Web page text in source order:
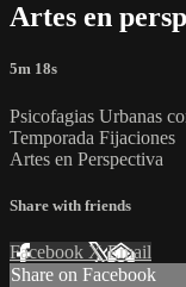
Artes en
5m 18s
Psicofagias Urbanas
Temporada Fijaciones
Artes en Perspectiva
Share with friends
Facebook XEmail
Share on Facebook